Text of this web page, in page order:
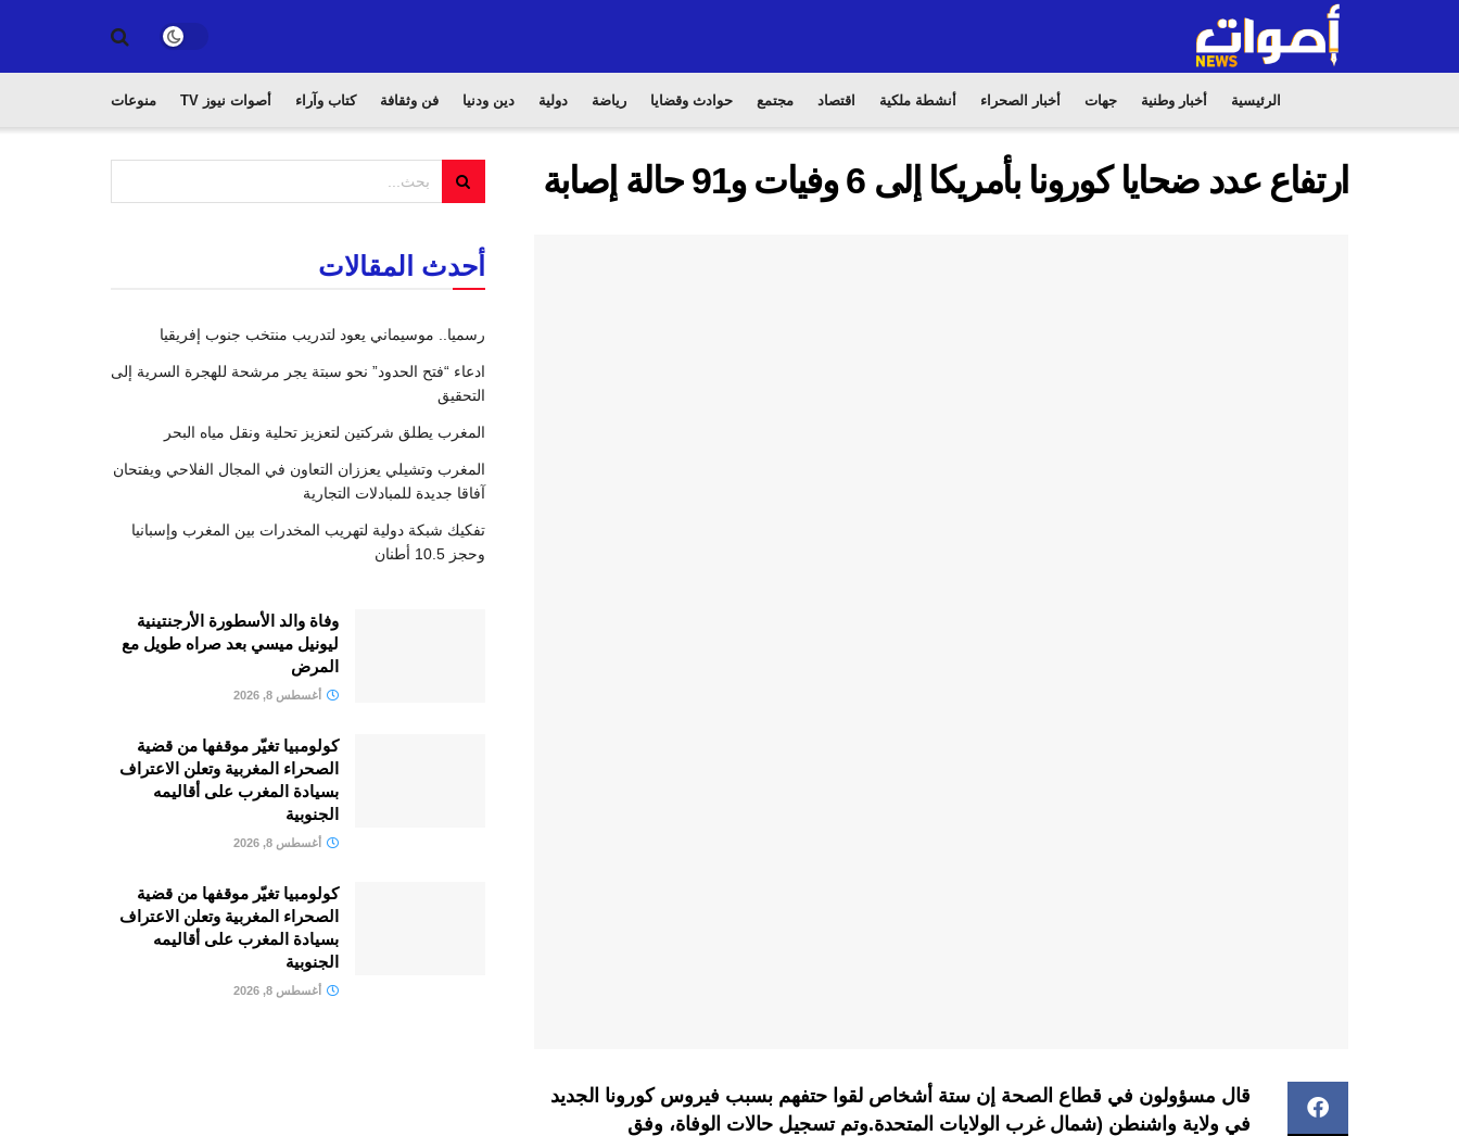
الرئيسية أخبار وطنية جهات أخبار الصحراء أنشطة ملكية اقتصاد مجتمع حوادث وقضايا رياضة دولية دين ودنيا فن وثقافة كتاب وآراء أصوات نيوز TV منوعات
ارتفاع عدد ضحايا كورونا بأمريكا إلى 6 وفيات و91 حالة إصابة
قال مسؤولون في قطاع الصحة إن ستة أشخاص لقوا حتفهم بسبب فيروس كورونا الجديد
في ولاية واشنطن (شمال غرب الولايات المتحدة.وتم تسجيل حالات الوفاة، وفق
أحدث المقالات
رسميا.. موسيماني يعود لتدريب منتخب جنوب إفريقيا
ادعاء “فتح الحدود” نحو سبتة يجر مرشحة للهجرة السرية إلى
التحقيق
المغرب يطلق شركتين لتعزيز تحلية ونقل مياه البحر
المغرب وتشيلي يعززان التعاون في المجال الفلاحي ويفتحان
آفاقا جديدة للمبادلات التجارية
تفكيك شبكة دولية لتهريب المخدرات بين المغرب وإسبانيا
وحجز 10.5 أطنان
وفاة والد الأسطورة الأرجنتينية
ليونيل ميسي بعد صراه طويل مع
المرض
أغسطس 8, 2026
كولومبيا تغيّر موقفها من قضية
الصحراء المغربية وتعلن الاعتراف
بسيادة المغرب على أقاليمه
الجنوبية
أغسطس 8, 2026
كولومبيا تغيّر موقفها من قضية
الصحراء المغربية وتعلن الاعتراف
بسيادة المغرب على أقاليمه
الجنوبية
أغسطس 8, 2026